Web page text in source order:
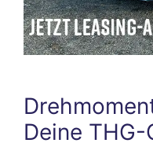
Deine THG-